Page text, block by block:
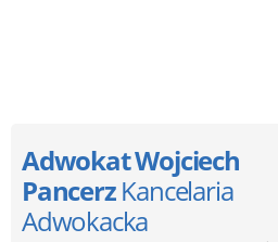
Adwokat Wojciech
PancerzKancelaria
Adwokacka